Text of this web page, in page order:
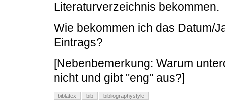
Literaturverzeichnis bekommen.
Wie bekommen ich das Datum/
Eintrags?
[Nebenbemerkung: Warum
nicht und gibt "eng" aus?]
biblatex bib bibliographystyle